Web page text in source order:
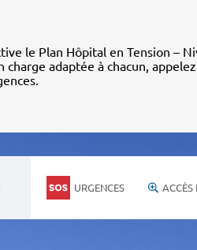
le Plan Hôpital en Tension –
charge adaptée à chacun,
URGENCES ACCÈS